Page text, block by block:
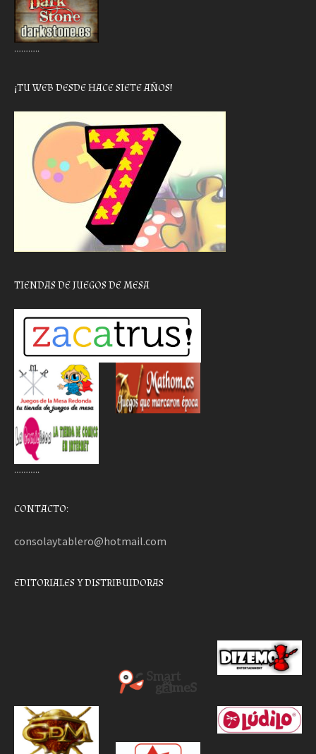
………..
¡TU WEB DESDE HACE SIETE AÑOS!
TIENDAS DE JUEGOS DE MESA
………..
CONTACTO:
consolaytablero@hotmail.com
EDITORIALES Y DISTRIBUIDORAS